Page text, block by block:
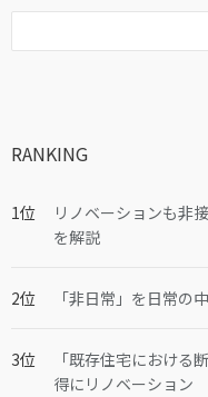
RANKING
リノベーションも非
を解説
「非日常」を日常の
「既存住宅における
得にリノベーション